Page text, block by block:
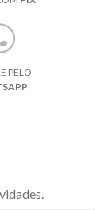
PELO